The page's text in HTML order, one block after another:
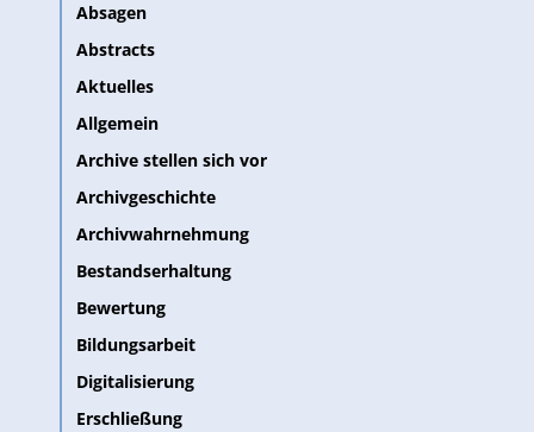
Absagen
Abstracts
Aktuelles
Allgemein
Archive stellen sich vor
Archivgeschichte
Archivwahrnehmung
Bestandserhaltung
Bewertung
Bildungsarbeit
Digitalisierung
Erschließung